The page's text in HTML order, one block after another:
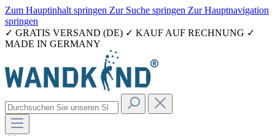
Zum Hauptinhalt springen Zur Suche springen Zur Hauptnavigation
springen
✓ GRATIS VERSAND (DE) ✓ KAUF AUF RECHNUNG ✓
MADE IN GERMANY